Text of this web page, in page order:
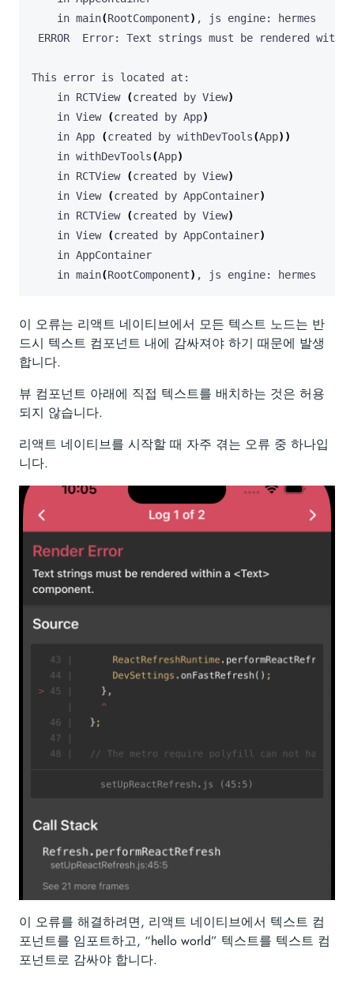
    in main
(RootComponent)
    in RCTView
(created by View)
    in View
(created by App)
    in App
(created by withDevTools(App))
    in withDevTools
(App)
    in RCTView
(created by View)
    in View
(created by AppContainer)
    in RCTView
(created by View)
    in View
(created by AppContainer)
    in main
(RootComponent) , js engine: hermes
이 오류는 리액트 네이티브에서 모든 텍스트 노드는 반
드시 텍스트 컴포넌트 내에 감싸져야 하기 때문에 발생
합니다.
뷰 컴포넌트 아래에 직접 텍스트를 배치하는 것은 허용
되지 않습니다.
리액트 네이티브를 시작할 때 자주 겪는 오류 중 하나입
니다.
이 오류를 해결하려면, 리액트 네이티브에서 텍스트 컴
포넌트를 임포트하고, “hello world” 텍스트를 텍스트 컴
포넌트로 감싸야 합니다.